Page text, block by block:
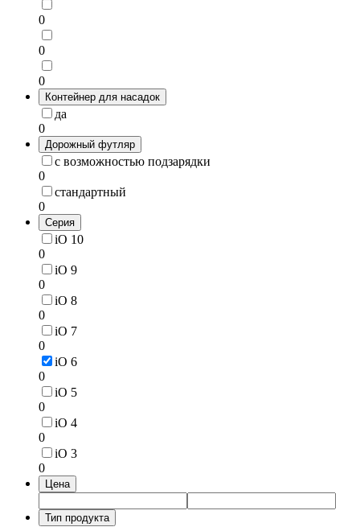
0
0
0
Контейнер для насадок
да
0
Дорожный футляр
с возможностью подзарядки
0
стандартный
0
Серия
iO 10
0
iO 9
0
iO 8
0
iO 7
0
iO 6
0
iO 5
0
iO 4
0
iO 3
0
Цена
Тип продукта